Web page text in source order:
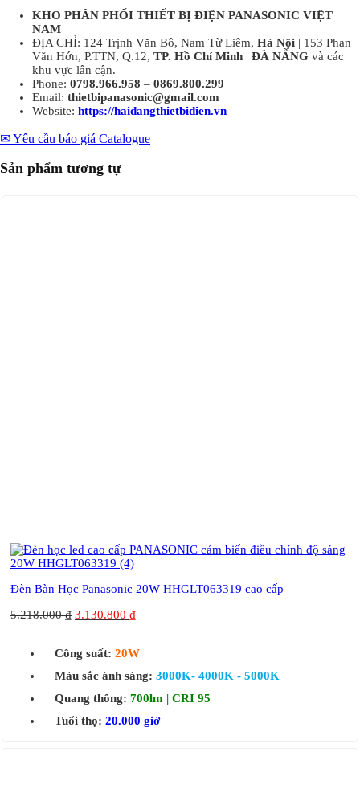
KHO PHÂN PHỐI THIẾT BỊ ĐIỆN PANASONIC VIỆT
NAM
ĐỊA CHỈ: 124 Trịnh Văn Bô, Nam Từ Liêm, Hà Nội | 153 Phan
Văn Hớn, P.TTN, Q.12, TP. Hồ Chí Minh | ĐÀ NẴNG và các
khu vực lân cận.
Phone: 0798.966.958 – 0869.800.299
Email: thietbipanasonic@gmail.com
Website: https://haidangthietbidien.vn
✉ Yêu cầu báo giá Catalogue
Sản phẩm tương tự
Đèn Bàn Học Panasonic 20W HHGLT063319 cao cấp
5.218.000₫ 3.130.800 ₫
Công suất: 20W
Màu sắc ánh sáng: 3000K- 4000K - 5000K
Quang thông: 700lm | CRI 95
Tuổi thọ: 20.000 giờ